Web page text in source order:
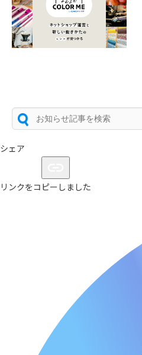
シェア
リンクをコピーしました